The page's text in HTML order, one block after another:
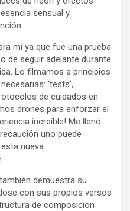
sensual y
mí ya que fue una prueba
de seguir adelante durante
Lo filmamos a principios
‘tests’,
de cuidados en
drones para enforzar el
increíble! Me llenó
uno puede
nueva
demuestra su
con sus propios versos
de composición